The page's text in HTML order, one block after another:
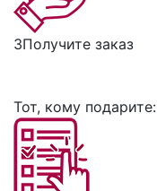
3Получите заказ
Тот, кому подарите: